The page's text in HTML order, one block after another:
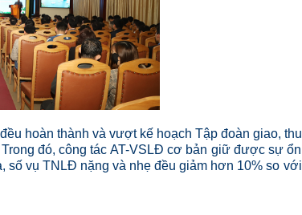
hoàn thành và vượt kế hoạch Tập đoàn giao, thu
đó, công tác AT-VSLĐ cơ bản giữ được sự ổn
số vụ TNLĐ nặng và nhẹ đều giảm hơn 10% so với